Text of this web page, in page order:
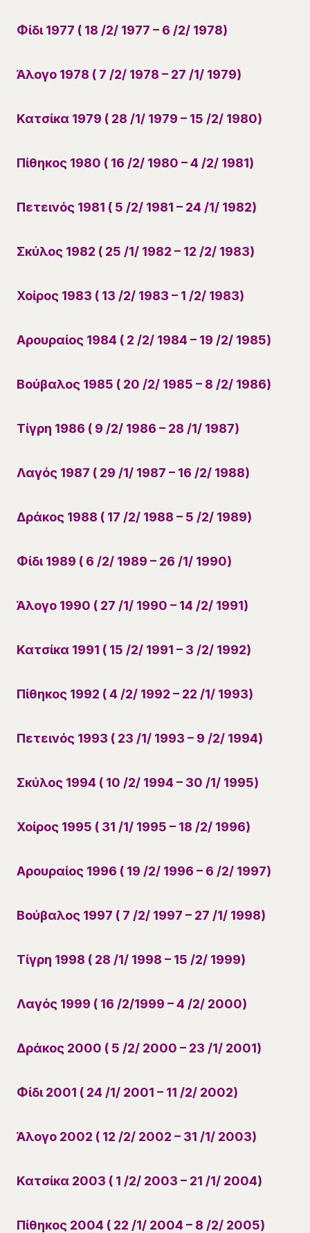
Φίδι 1977 ( 18 /2/ 1977 – 6 /2/ 1978)
Άλογο 1978 ( 7 /2/ 1978 – 27 /1/ 1979)
Κατσίκα 1979 ( 28 /1/ 1979 – 15 /2/ 1980)
Πίθηκος 1980 ( 16 /2/ 1980 – 4 /2/ 1981)
Πετεινός 1981 ( 5 /2/ 1981 – 24 /1/ 1982)
Σκύλος 1982 ( 25 /1/ 1982 – 12 /2/ 1983)
Χοίρος 1983 ( 13 /2/ 1983 – 1 /2/ 1983)
Αρουραίος 1984 ( 2 /2/ 1984 – 19 /2/ 1985)
Βούβαλος 1985 ( 20 /2/ 1985 – 8 /2/ 1986)
Τίγρη 1986 ( 9 /2/ 1986 – 28 /1/ 1987)
Λαγός 1987 ( 29 /1/ 1987 – 16 /2/ 1988)
Δράκος 1988 ( 17 /2/ 1988 – 5 /2/ 1989)
Φίδι 1989 ( 6 /2/ 1989 – 26 /1/ 1990)
Άλογο 1990 ( 27 /1/ 1990 – 14 /2/ 1991)
Κατσίκα 1991 ( 15 /2/ 1991 – 3 /2/ 1992)
Πίθηκος 1992 ( 4 /2/ 1992 – 22 /1/ 1993)
Πετεινός 1993 ( 23 /1/ 1993 – 9 /2/ 1994)
Σκύλος 1994 ( 10 /2/ 1994 – 30 /1/ 1995)
Χοίρος 1995 ( 31 /1/ 1995 – 18 /2/ 1996)
Αρουραίος 1996 ( 19 /2/ 1996 – 6 /2/ 1997)
Βούβαλος 1997 ( 7 /2/ 1997 – 27 /1/ 1998)
Τίγρη 1998 ( 28 /1/ 1998 – 15 /2/ 1999)
Λαγός 1999 ( 16 /2/1999 – 4 /2/ 2000)
Δράκος 2000 ( 5 /2/ 2000 – 23 /1/ 2001)
Φίδι 2001 ( 24 /1/ 2001 – 11 /2/ 2002)
Άλογο 2002 ( 12 /2/ 2002 – 31 /1/ 2003)
Κατσίκα 2003 ( 1 /2/ 2003 – 21 /1/ 2004)
Πίθηκος 2004 ( 22 /1/ 2004 – 8 /2/ 2005)